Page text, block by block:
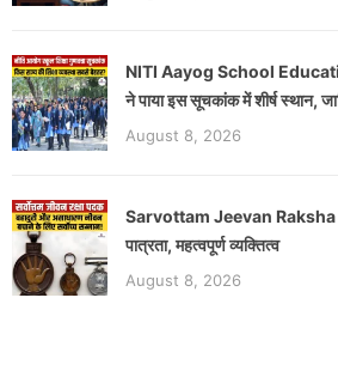
NITI Aayog School
ने पाया इस सूचकांक में शीर्ष स्थान,
August 8, 2026
Sarvottam Jeevan Raksha
पात्रता, महत्वपूर्ण व्यक्तित्व
August 8, 2026